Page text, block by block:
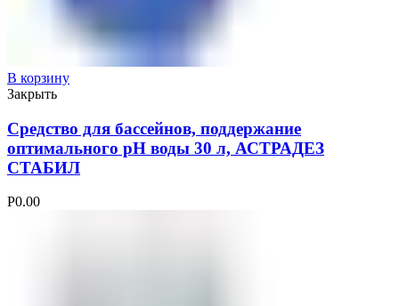
В корзину
Закрыть
Средство для бассейнов, поддержание
оптимального рН воды 30 л, АСТРАДЕЗ
СТАБИЛ
Р0.00